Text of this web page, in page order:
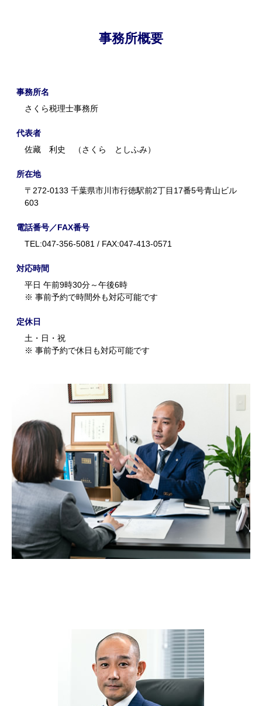
事務所概要
事務所名
さくら税理士事務所
代表者
佐藏 利史 （さくら としふみ）
所在地
〒272-0133 千葉県市川市行徳駅前2丁目17番5号青山ビル
603
電話番号／FAX番号
TEL:047-356-5081 / FAX:047-413-0571
対応時間
平日 午前9時30分～午後6時
※ 事前予約で時間外も対応可能です
定休日
土・日・祝
※ 事前予約で休日も対応可能です